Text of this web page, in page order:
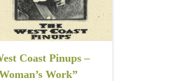
Coast Pinups –
Work”